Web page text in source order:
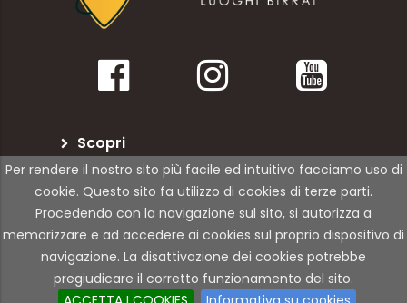
Per rendere il nostro sito più facile ed intuitivo facciamo uso di
cookie. Questo sito fa utilizzo di cookies di terze parti.
Procedendo con la navigazione sul sito, si autorizza a
memorizzare e ad accedere ai cookies sul proprio dispositivo di
navigazione. La disattivazione dei cookies potrebbe
pregiudicare il corretto funzionamento del sito.
Scopri
BeerTravel
Per le attività
© Copyright 2021 | 01Rabbit | All Rights Reserved